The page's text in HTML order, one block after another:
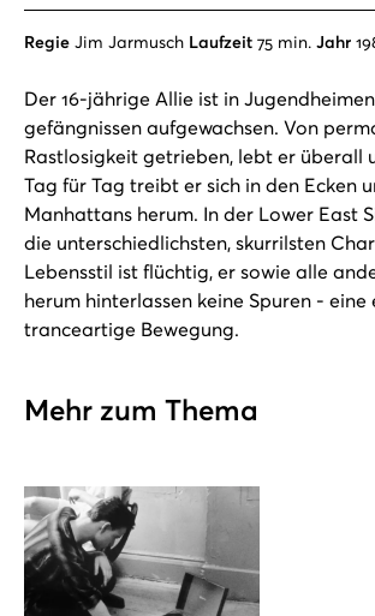
Regie Jim Jarmusch Laufzeit 75 min. Jahr
Der 16-jährige Allie ist in
gefängnissen aufgewachsen. Von
Rastlosigkeit getrieben, lebt er überall
Tag für Tag treibt er sich in den Ecken
Manhattans herum. In der Lower East
die unterschiedlichsten, skurrilsten
Lebensstil ist flüchtig, er sowie alle
herum hinterlassen keine Spuren - eine
tranceartige Bewegung.
Mehr zum Thema